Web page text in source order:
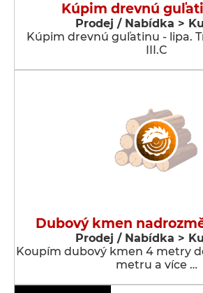
Kúpim drevnú
Prodej / Nabídka >
Kúpim drevnú guľatinu - lipa.
III.C
Dubový kmen
Prodej / Nabídka >
Koupím dubový kmen 4 metry
metru a více …